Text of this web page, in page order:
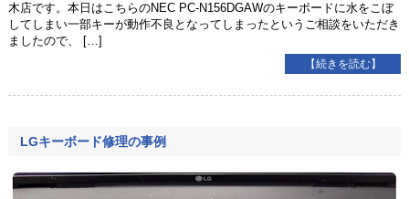
木店です。本日はこちらのNEC PC-N156DGAWのキーボードに水をこぼ
してしまい一部キーが動作不良となってしまったというご相談をいただき
ましたので、 […]
【続きを読む】
LGキーボード修理の事例